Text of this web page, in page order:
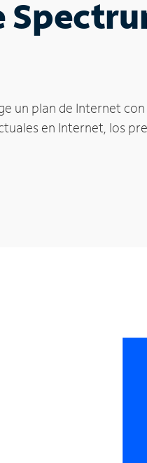
un plan de Internet
en Internet, los